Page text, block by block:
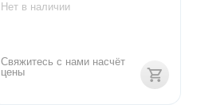
Нет в наличии
Свяжитесь с нами насчёт
цены